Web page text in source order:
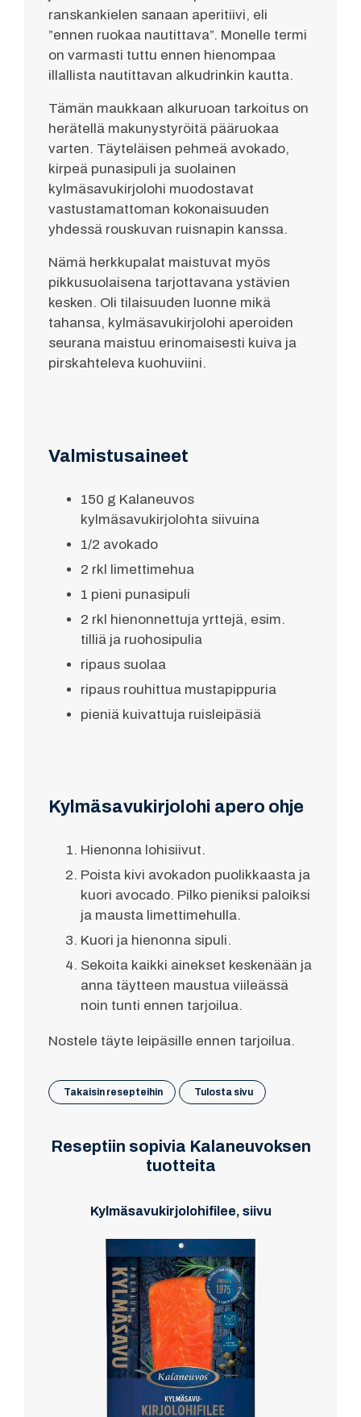
ranskankielen sanaan aperitiivi, eli
”ennen ruokaa nautittava”. Monelle termi
on varmasti tuttu ennen hienompaa
illallista nautittavan alkudrinkin kautta.
Tämän maukkaan alkuruoan tarkoitus on
herätellä makunystyröitä pääruokaa
varten. Täyteläisen pehmeä avokado,
kirpeä punasipuli ja suolainen
kylmäsavukirjolohi muodostavat
vastustamattoman kokonaisuuden
yhdessä rouskuvan ruisnapin kanssa.
Nämä herkkupalat maistuvat myös
pikkusuolaisena tarjottavana ystävien
kesken. Oli tilaisuuden luonne mikä
tahansa, kylmäsavukirjolohi aperoiden
seurana maistuu erinomaisesti kuiva ja
pirskahteleva kuohuviini.
Valmistusaineet
150 g Kalaneuvos
kylmäsavukirjolohta siivuina
1/2 avokado
2 rkl limettimehua
1 pieni punasipuli
2 rkl hienonnettuja yrttejä, esim.
tilliä ja ruohosipulia
ripaus suolaa
ripaus rouhittua mustapippuria
pieniä kuivattuja ruisleipäsiä
Kylmäsavukirjolohi apero ohje
Hienonna lohisiivut.
Poista kivi avokadon puolikkaasta ja
kuori avocado. Pilko pieniksi paloiksi
ja mausta limettimehulla.
Kuori ja hienonna sipuli.
Sekoita kaikki ainekset keskenään ja
anna täytteen maustua viileässä
noin tunti ennen tarjoilua.
Nostele täyte leipäsille ennen tarjoilua.
Takaisin resepteihin Tulosta sivu
Reseptiin sopivia Kalaneuvoksen
tuotteita
Kylmäsavukirjolohifilee, siivu